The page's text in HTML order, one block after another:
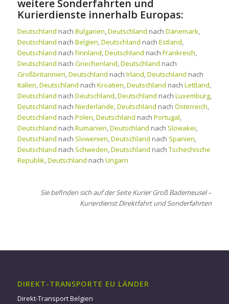
weitere Sonderfahrten und
Kurierdienste innerhalb Europas:
Deutschland nach Bulgarien,Deutschland nach Dänemark,
Deutschland nach Belgien,Deutschland nach Estland,
Deutschland nach Finnland,Deutschland nach Frankreich,
Deutschland nach Griechenland,Deutschland nach
Großbritannien,Deutschland nach Irland,Deutschland nach
Italien,Deutschland nach Kroatien,Deutschland nach Lettland,
Deutschland nach Deutschland,Deutschland nach Luxemburg,
Deutschland nach Niederlande,Deutschland nach Österreich,
Deutschland nach Polen,Deutschland nach Portugal,
Deutschland nach Rumänien,Deutschland nach Slowakei,
Deutschland nach Slowenien,Deutschland nach Spanien,
Deutschland nach Schweden,Deutschland nach Tschechische
Republik,Deutschland nach Ungarn
Sie befinden sich auf der Seite Kurier Groß Bademeusel –
Kurierdienst Direktfahrt und Sonderfahrten
DIREKT-TRANSPORTE EU LÄNDER
Direkt-Transport Belgien